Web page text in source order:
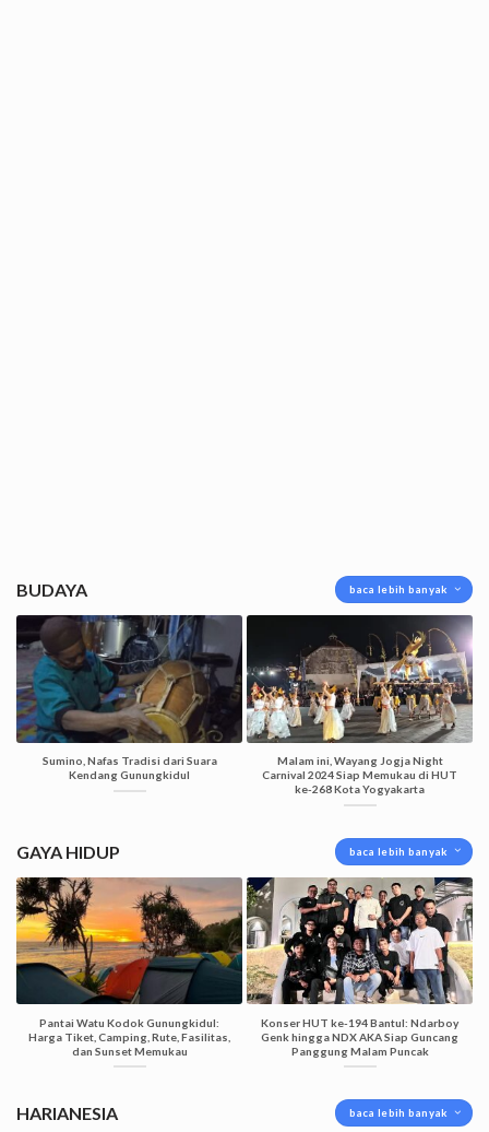
BUDAYA baca lebih banyak
Sumino, Nafas Tradisi dari Suara
Kendang Gunungkidul
Malam ini, Wayang Jogja Night
Carnival 2024 Siap Memukau di HUT
ke-268 Kota Yogyakarta
GAYA HIDUP baca lebih banyak
Pantai Watu Kodok Gunungkidul:
Harga Tiket, Camping, Rute, Fasilitas,
dan Sunset Memukau
Konser HUT ke-194 Bantul: Ndarboy
Genk hingga NDX AKA Siap Guncang
Panggung Malam Puncak
HARIANESIA baca lebih banyak